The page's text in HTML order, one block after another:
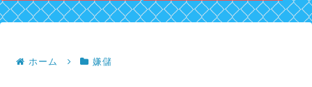
ホーム 嫌儲